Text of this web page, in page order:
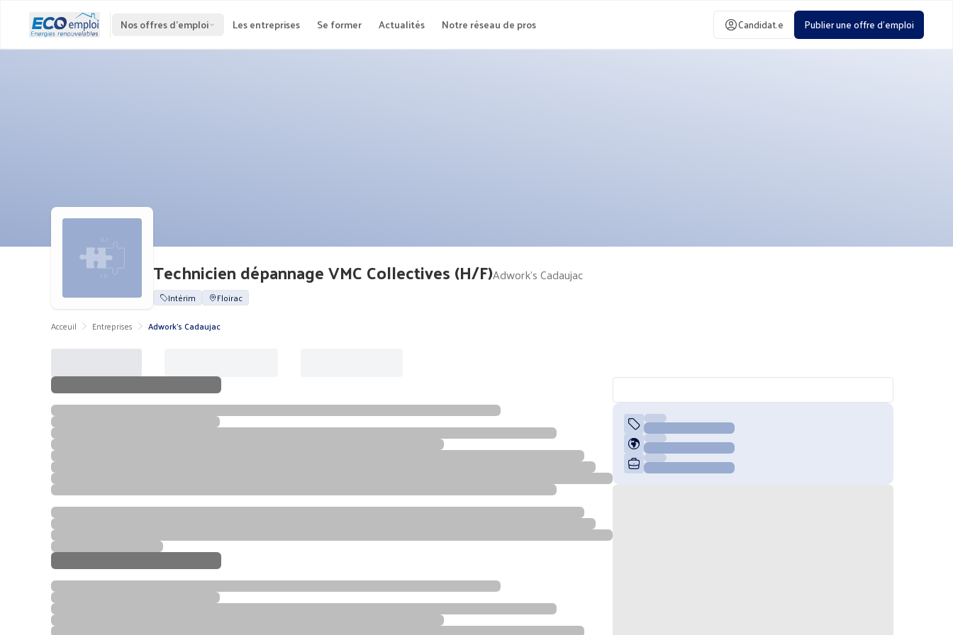
Nos offres d'emploi Les entreprises Se former Actualités Notre réseau de pros Candidat.e Publier une offre d'emploi
Technicien dépannage VMC Collectives (H/F)Adwork's Cadaujac
Intérim
Floirac
Acceuil
Entreprises Adwork's Cadaujac